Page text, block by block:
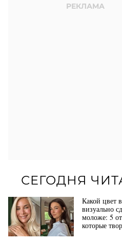
СЕГОДНЯ
Какой цвет
визуально
моложе: 5
которые